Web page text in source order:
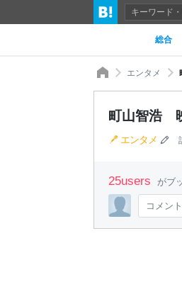
総合
エンタメ
町山智浩
エンタメ
25users がブ
コメン